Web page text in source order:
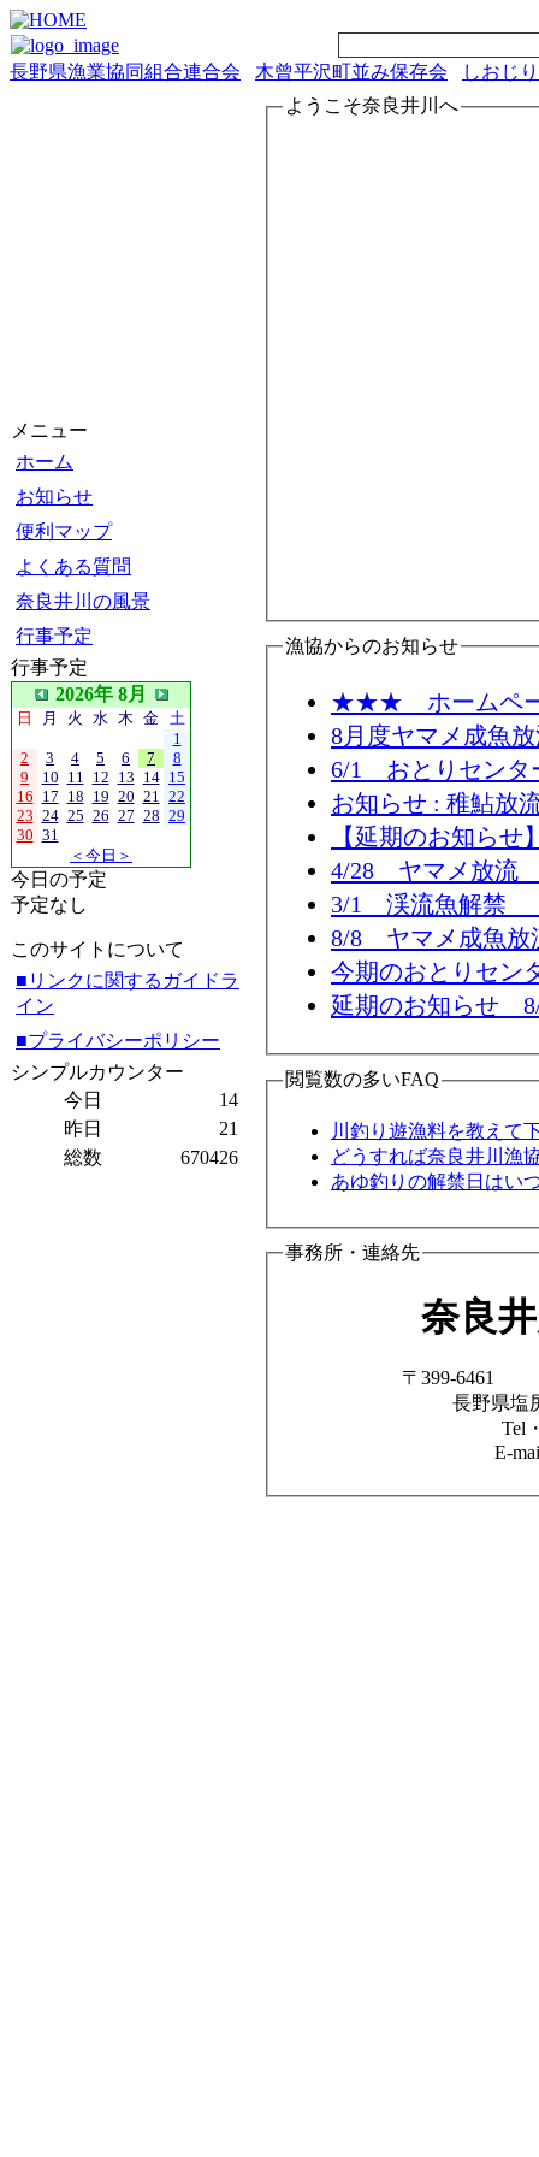
長野県漁業協同組合連合会 木曾平沢町並み保存会 しおじ
メニュー
ホーム
お知らせ
便利マップ
よくある質問
奈良井川の風景
行事予定
行事予定
2026年 8月
日 月 火 水 木 金 土
1
2
3 4 5 6 7
8
9
10 11 12 13 14 15
16 17 18 19 20 21 22
23 24 25 26 27 28 29
30 31
＜今日＞
今日の予定
予定なし
このサイトについて
■リンクに関するガイドラ
イン
■プライバシーポリシー
シンプルカウンター
今日
14
昨日
21
総数
670426
ようこそ奈良井川へ
漁協からのお知らせ
★★★ ホームペ
8月度ヤマメ成魚
6/1 おとりセンタ
お知らせ : 稚鮎放
【延期のお知らせ
4/28 ヤマメ放流
3/1 渓流魚解禁
8/8 ヤマメ成魚放
今期のおとりセン
延期のお知らせ
閲覧数の多いFAQ
川釣り遊漁料を教えて
どうすれば奈良井川漁
あゆ釣りの解禁日はい
事務所・連絡先
奈良
〒
長野県塩
Tel
E-